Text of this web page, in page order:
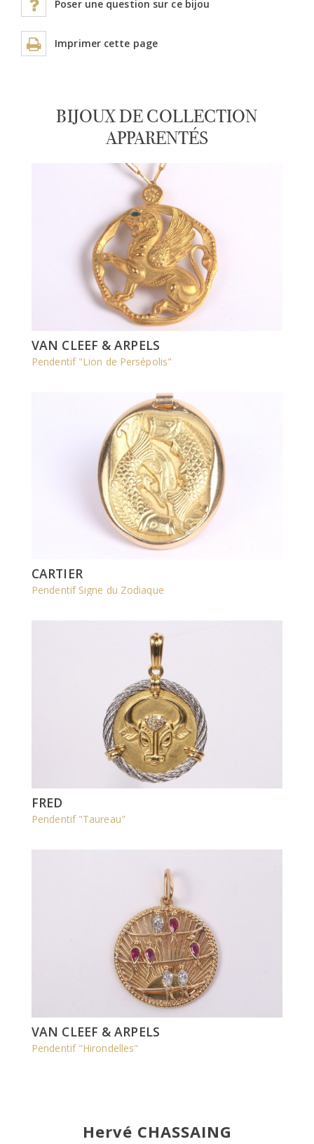
Poser une question sur ce bijou
Imprimer cette page
BIJOUX DE COLLECTION
APPARENTÉS
VAN CLEEF & ARPELS
Pendentif "Lion de Persépolis"
CARTIER
Pendentif Signe du Zodiaque
FRED
Pendentif "Taureau"
VAN CLEEF & ARPELS
Pendentif "Hirondelles"
Hervé CHASSAING